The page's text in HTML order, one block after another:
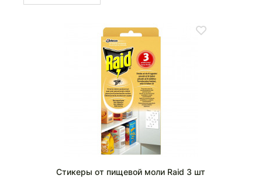
Cтикеры от пищевой моли Raid 3 шт